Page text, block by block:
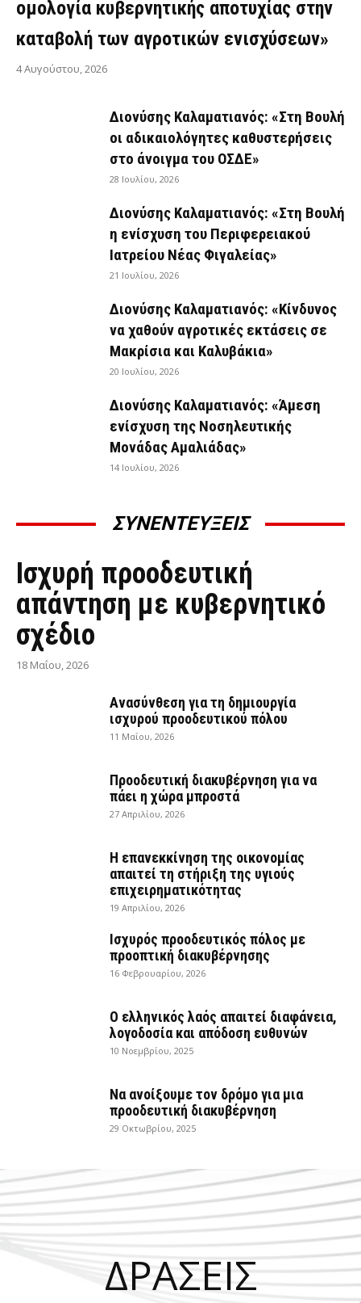
ομολογία κυβερνητικής αποτυχίας στην
καταβολή των αγροτικών ενισχύσεων»
4 Αυγούστου, 2026
Διονύσης Καλαματιανός: «Στη Βουλή
οι αδικαιολόγητες καθυστερήσεις
στο άνοιγμα του ΟΣΔΕ»
28 Ιουλίου, 2026
Διονύσης Καλαματιανός: «Στη Βουλή
η ενίσχυση του Περιφερειακού
Ιατρείου Νέας Φιγαλείας»
21 Ιουλίου, 2026
Διονύσης Καλαματιανός: «Κίνδυνος
να χαθούν αγροτικές εκτάσεις σε
Μακρίσια και Καλυβάκια»
20 Ιουλίου, 2026
Διονύσης Καλαματιανός: «Άμεση
ενίσχυση της Νοσηλευτικής
Μονάδας Αμαλιάδας»
14 Ιουλίου, 2026
ΣΥΝΕΝΤΕΥΞΕΙΣ
ΣΥΝΕΝΤΕΎΞΕΙΣ
Ισχυρή προοδευτική
απάντηση με κυβερνητικό
σχέδιο
18 Μαΐου, 2026
Ανασύνθεση για τη δημιουργία
ισχυρού προοδευτικού πόλου
11 Μαΐου, 2026
Προοδευτική διακυβέρνηση για να
πάει η χώρα μπροστά
27 Απριλίου, 2026
Η επανεκκίνηση της οικονομίας
απαιτεί τη στήριξη της υγιούς
επιχειρηματικότητας
19 Απριλίου, 2026
Ισχυρός προοδευτικός πόλος με
προοπτική διακυβέρνησης
16 Φεβρουαρίου, 2026
Ο ελληνικός λαός απαιτεί διαφάνεια,
λογοδοσία και απόδοση ευθυνών
10 Νοεμβρίου, 2025
Να ανοίξουμε τον δρόμο για μια
προοδευτική διακυβέρνηση
29 Οκτωβρίου, 2025
ΔΡΑΣΕΙΣ